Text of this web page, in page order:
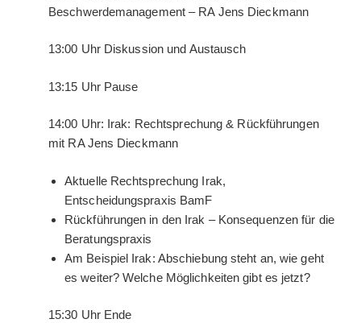
Beschwerdemanagement – RA Jens Dieckmann
13:00 Uhr Diskussion und Austausch
13:15 Uhr Pause
14:00 Uhr: Irak: Rechtsprechung & Rückführungen
mit RA Jens Dieckmann
Aktuelle Rechtsprechung Irak,
Entscheidungspraxis BamF
Rückführungen in den Irak – Konsequenzen für die
Beratungspraxis
Am Beispiel Irak: Abschiebung steht an, wie geht
es weiter? Welche Möglichkeiten gibt es jetzt?
15:30 Uhr Ende